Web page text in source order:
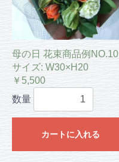
母の日 花束商品例NO.10
サイズ: W30×H20
￥5,500
数量
カートに入れる